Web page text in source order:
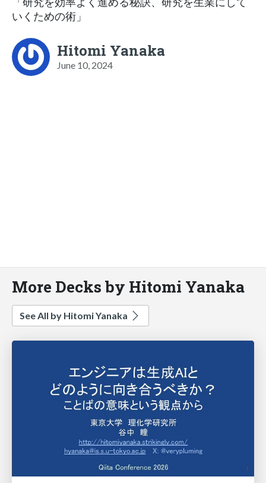
いくための術」
Hitomi Yanaka
June 10, 2024
More Decks by Hitomi Yanaka
See All by Hitomi Yanaka